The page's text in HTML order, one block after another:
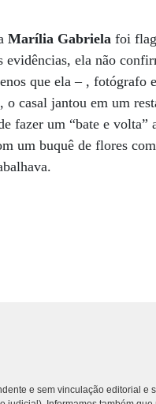
Marília Gabrielafoi
evidências, ela não
que ela – , fotógrafo
o casal jantou em um
fazer um “bate e
um buquê de flores
e sem vinculação editorial e